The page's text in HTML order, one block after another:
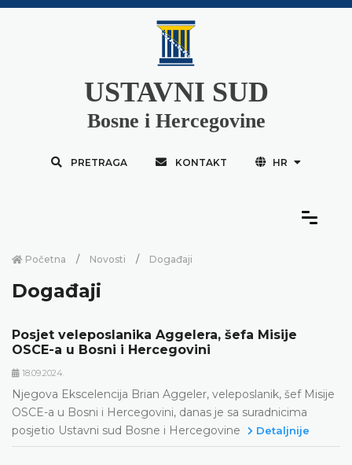
USTAVNI SUD
Bosne i Hercegovine
PRETRAGA KONTAKT HR
Početna Novosti Događaji
Događaji
Posjet veleposlanika Aggelera, šefa Misije
OSCE-a u Bosni i Hercegovini
18.09.2024.
Njegova Ekscelencija Brian Aggeler, veleposlanik, šef Misije
OSCE-a u Bosni i Hercegovini, danas je sa suradnicima
posjetio Ustavni sud Bosne i Hercegovine
Detaljnije